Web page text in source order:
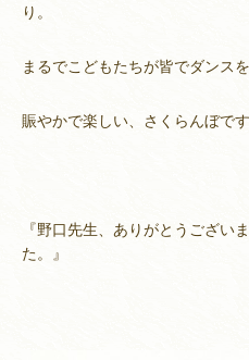
り。
まるでこどもたちが皆でダンス
賑やかで楽しい、さくらんぼです
『野口先生、ありがとうござい
た。』